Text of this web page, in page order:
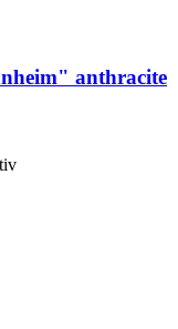
anthracite